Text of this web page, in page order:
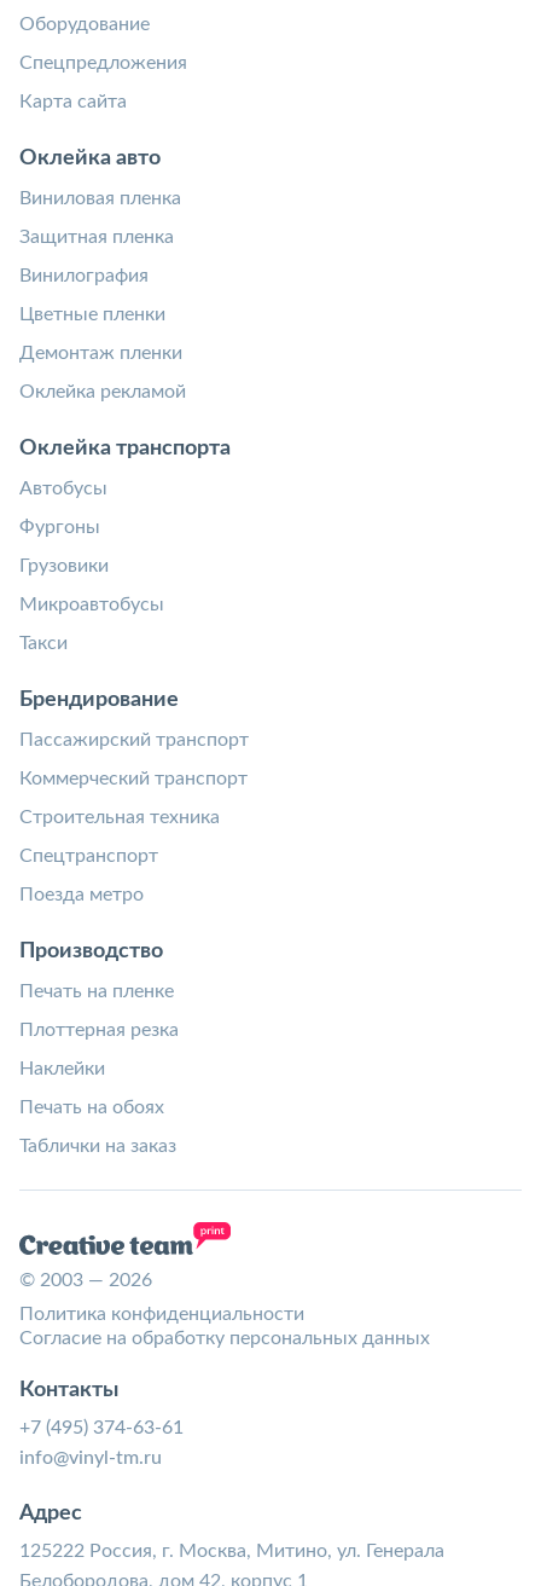
Оборудование
Спецпредложения
Карта сайта
Оклейка авто
Виниловая пленка
Защитная пленка
Винилография
Цветные пленки
Демонтаж пленки
Оклейка рекламой
Оклейка транспорта
Автобусы
Фургоны
Грузовики
Микроавтобусы
Такси
Брендирование
Пассажирский транспорт
Коммерческий транспорт
Строительная техника
Спецтранспорт
Поезда метро
Производство
Печать на пленке
Плоттерная резка
Наклейки
Печать на обоях
Таблички на заказ
© 2003 — 2026
Политика конфиденциальности
Согласие на обработку персональных данных
Контакты
+7 (495) 374-63-61
info@vinyl-tm.ru
Адрес
125222 Россия, г. Москва, Митино, ул. Генерала
Белобородова, дом 42, корпус 1